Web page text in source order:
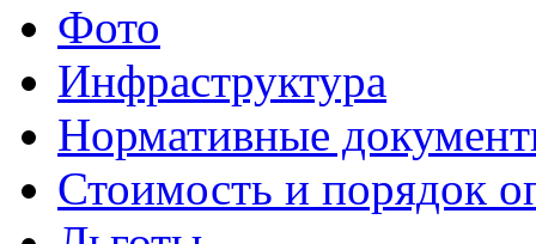
Фото
Инфраструктура
Нормативные
Стоимость и порядок